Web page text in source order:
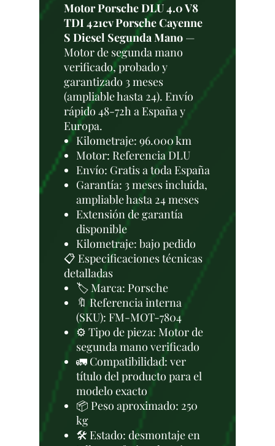
Motor Porsche DLU 4.0 V8
TDI 421cv Porsche Cayenne
S Diesel Segunda Mano —
Motor de segunda mano
verificado, probado y
garantizado 3 meses
(ampliable hasta 24). Envío
rápido 48-72h a España y
Europa.
Kilometraje: 96.000 km
Motor: Referencia DLU
Envío: Gratis a toda España
Garantía: 3 meses incluida,
ampliable hasta 24 meses
Extensión de garantía
disponible
Kilometraje: bajo pedido
📋 Especificaciones técnicas
detalladas
🏷️ Marca: Porsche
🔖 Referencia interna
(SKU): FM-MOT-7804
⚙️ Tipo de pieza: Motor de
segunda mano verificado
🚛 Compatibilidad: ver
título del producto para el
modelo exacto
📦 Peso aproximado: 250
kg
🛠 Estado: desmontaje en